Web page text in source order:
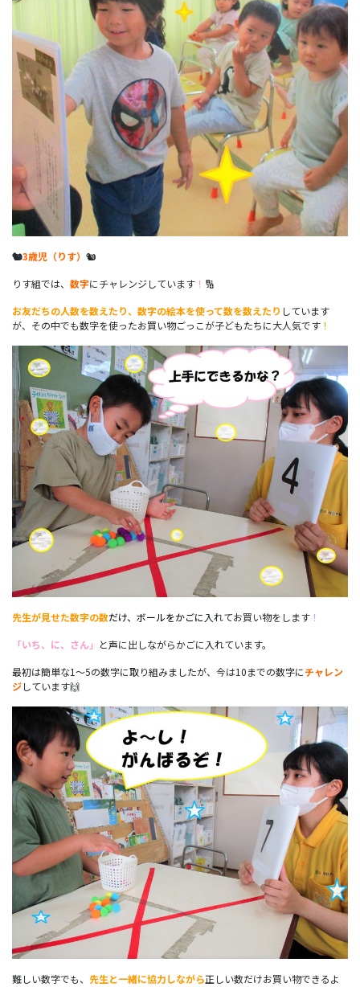
🐿3歳児（りす） 🐿
りす組では、 数字にチャレンジしています ！ 🔢
お友だちの人数を数えたり、数字の絵本を使って数を数えたり しています
が、その中でも数字を使ったお買い物ごっこが子どもたちに大人気です ！
先生が見せた数字の数だけ、ボールをかごに 入れてお買い物をします ！
「いち、に、さん」 と声に出しながらかごに入れています。
最初は簡単な1～5の数字に取り組みましたが、今は10までの数字にチャレン
ジしています🙌
難しい数字でも、 先生と一緒に協力しながら正しい数だけお買い物できるよ